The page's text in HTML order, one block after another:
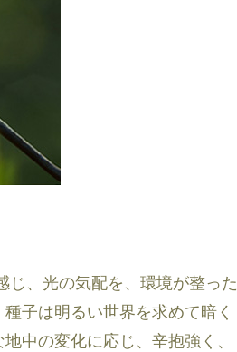
じ、光の気配を、環境が整った
子は明るい世界を求めて暗く
中の変化に応じ、辛抱強く、